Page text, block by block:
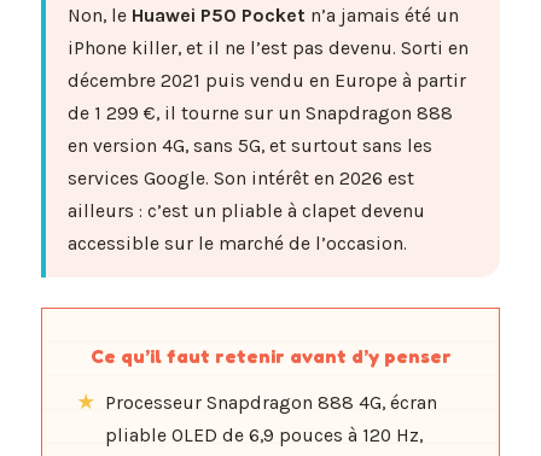
Non, le Huawei P50 Pocket n’a jamais été un
iPhone killer, et il ne l’est pas devenu. Sorti en
décembre 2021 puis vendu en Europe à partir
de 1 299 €, il tourne sur un Snapdragon 888
en version 4G, sans 5G, et surtout sans les
services Google. Son intérêt en 2026 est
ailleurs : c’est un pliable à clapet devenu
accessible sur le marché de l’occasion.
Ce qu’il faut retenir avant d’y penser
Processeur Snapdragon 888 4G, écran
pliable OLED de 6,9 pouces à 120 Hz,